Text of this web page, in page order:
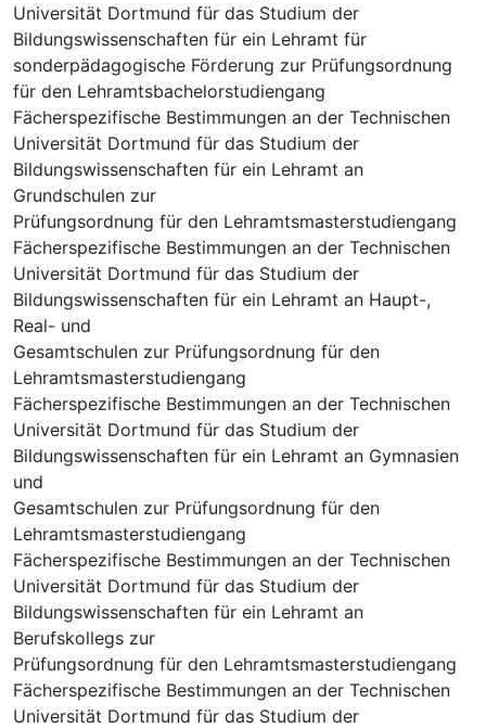
Universität Dortmund für das Studium der
Bildungswissenschaften für ein Lehramt für
sonderpädagogische Förderung zur Prüfungsordnung
für den Lehramtsbachelorstudiengang
Fächerspezifische Bestimmungen an der Technischen
Universität Dortmund für das Studium der
Bildungswissenschaften für ein Lehramt an
Grundschulen zur
Prüfungsordnung für den Lehramtsmasterstudiengang
Fächerspezifische Bestimmungen an der Technischen
Universität Dortmund für das Studium der
Bildungswissenschaften für ein Lehramt an Haupt-,
Real- und
Gesamtschulen zur Prüfungsordnung für den
Lehramtsmasterstudiengang
Fächerspezifische Bestimmungen an der Technischen
Universität Dortmund für das Studium der
Bildungswissenschaften für ein Lehramt an Gymnasien
und
Gesamtschulen zur Prüfungsordnung für den
Lehramtsmasterstudiengang
Fächerspezifische Bestimmungen an der Technischen
Universität Dortmund für das Studium der
Bildungswissenschaften für ein Lehramt an
Berufskollegs zur
Prüfungsordnung für den Lehramtsmasterstudiengang
Fächerspezifische Bestimmungen an der Technischen
Universität Dortmund für das Studium der